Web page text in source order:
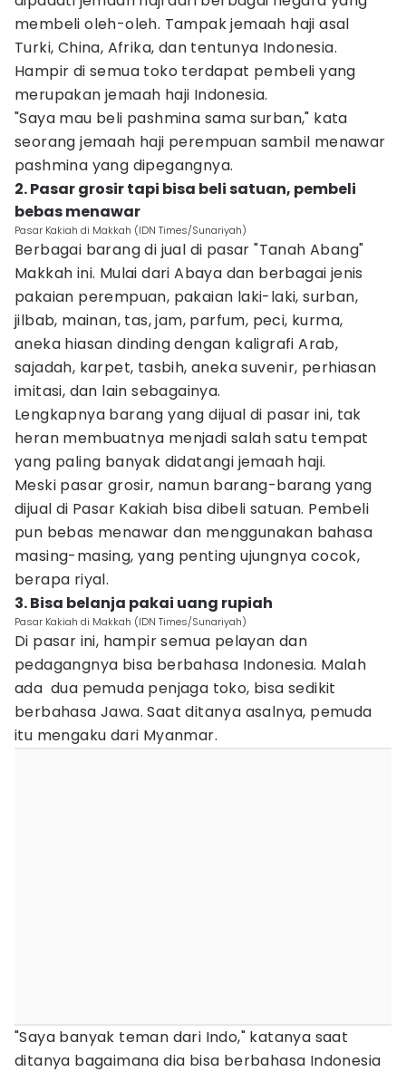
membeli oleh-oleh. Tampak jemaah haji asal
Turki, China, Afrika, dan tentunya Indonesia.
Hampir di semua toko terdapat pembeli yang
merupakan jemaah haji Indonesia.
"Saya mau beli pashmina sama surban," kata
seorang jemaah haji perempuan sambil menawar
pashmina yang dipegangnya.
2. Pasar grosir tapi bisa beli satuan, pembeli
bebas menawar
Pasar Kakiah di Makkah (IDN Times/Sunariyah)
Berbagai barang di jual di pasar "Tanah Abang"
Makkah ini. Mulai dari Abaya dan berbagai jenis
pakaian perempuan, pakaian laki-laki, surban,
jilbab, mainan, tas, jam, parfum, peci, kurma,
aneka hiasan dinding dengan kaligrafi Arab,
sajadah, karpet, tasbih, aneka suvenir, perhiasan
imitasi, dan lain sebagainya.
Lengkapnya barang yang dijual di pasar ini, tak
heran membuatnya menjadi salah satu tempat
yang paling banyak didatangi jemaah haji.
Meski pasar grosir, namun barang-barang yang
dijual di Pasar Kakiah bisa dibeli satuan. Pembeli
pun bebas menawar dan menggunakan bahasa
masing-masing, yang penting ujungnya cocok,
berapa riyal.
3. Bisa belanja pakai uang rupiah
Pasar Kakiah di Makkah (IDN Times/Sunariyah)
Di pasar ini, hampir semua pelayan dan
pedagangnya bisa berbahasa Indonesia. Malah
ada dua pemuda penjaga toko, bisa sedikit
berbahasa Jawa. Saat ditanya asalnya, pemuda
itu mengaku dari Myanmar.
"Saya banyak teman dari Indo," katanya saat
ditanya bagaimana dia bisa berbahasa Indonesia